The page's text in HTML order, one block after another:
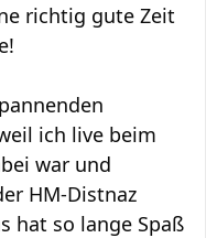
richtig gute Zeit
ich live beim
war und
HM-Distnaz
hat so lange Spaß